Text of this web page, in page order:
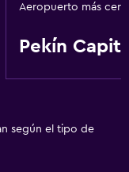
Aeropuerto más
Pekín
según el tipo de